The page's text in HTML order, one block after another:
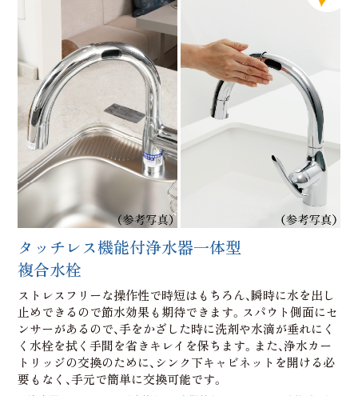
タッチレス機能付浄水器一体型
複合水栓
ストレスフリーな操作性で時短はもちろん、瞬時に水を出し
止めできるので節水効果も期待できます。スパウト側面にセ
ンサーがあるので、手をかざした時に洗剤や水滴が垂れにく
く水栓を拭く手間を省きキレイを保ちます。また、浄水カー
トリッジの交換のために、シンク下キャビネットを開ける必
要もなく、手元で簡単に交換可能です。